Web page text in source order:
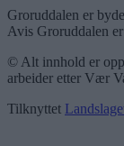
Groruddalen er
Avis Groruddalen
© Alt innhold er
arbeider etter Vær
Tilknyttet